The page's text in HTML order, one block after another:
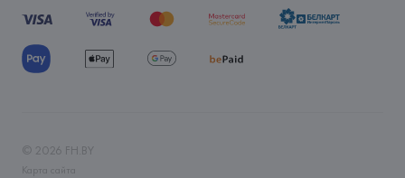
© 2026 FH.BY
Карта сайта